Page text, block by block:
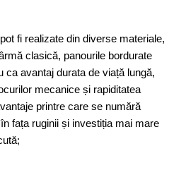
fi realizate din diverse materiale,
clasică, panourile bordurate
ca avantaj durata de viață lungă,
mecanice și rapiditatea
printre care se numără
fața ruginii și investiția mai mare